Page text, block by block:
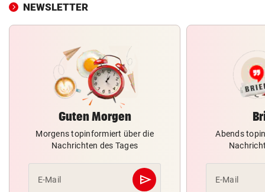
NEWSLETTER
Guten Morgen
Morgens topinformiert über die
Nachrichten des Tages
E-Mail send
Abschicken
Abends
E-Mail